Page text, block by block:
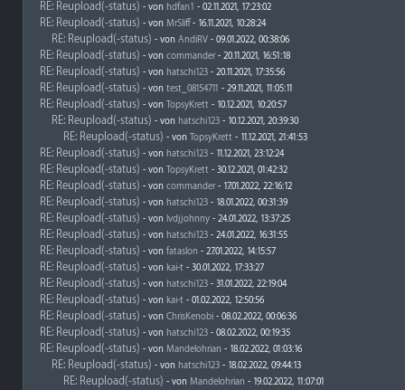
RE: Reupload(-status) - von hdfan1 - 02.11.2021, 17:23:02
RE: Reupload(-status) - von MrSliff- 16.11.2021, 10:28:24
RE: Reupload(-status) - von AndiRV - 09.01.2022, 00:38:06
RE: Reupload(-status) - von commander- 20.11.2021, 16:51:18
RE: Reupload(-status) - von hatschi123 - 20.11.2021, 17:35:56
RE: Reupload(-status) - von test_08154711 - 29.11.2021, 11:05:11
RE: Reupload(-status) - von TopsyKrett - 10.12.2021, 10:20:57
RE: Reupload(-status) - von hatschi123 - 10.12.2021, 20:39:30
RE: Reupload(-status) - von TopsyKrett - 11.12.2021, 21:41:53
RE: Reupload(-status) - von hatschi123 - 11.12.2021, 23:12:24
RE: Reupload(-status) - von TopsyKrett - 30.12.2021, 01:42:32
RE: Reupload(-status) - von commander- 17.01.2022, 22:16:12
RE: Reupload(-status) - von hatschi123 - 18.01.2022, 00:31:39
RE: Reupload(-status) - von lvdjjohnny - 24.01.2022, 13:37:25
RE: Reupload(-status) - von hatschi123 - 24.01.2022, 16:31:55
RE: Reupload(-status) - von fataslon - 27.01.2022, 14:15:57
RE: Reupload(-status) - von kai-t - 30.01.2022, 17:33:27
RE: Reupload(-status) - von hatschi123 - 31.01.2022, 22:19:04
RE: Reupload(-status) - von kai-t - 01.02.2022, 12:50:56
RE: Reupload(-status) - von ChrisKenobi - 08.02.2022, 00:06:36
RE: Reupload(-status) - von hatschi123 - 08.02.2022, 00:19:35
RE: Reupload(-status) - von Mandelohrian - 18.02.2022, 01:03:16
RE: Reupload(-status) - von hatschi123 - 18.02.2022, 09:44:13
RE: Reupload(-status) - von Mandelohrian - 19.02.2022, 11:07:01